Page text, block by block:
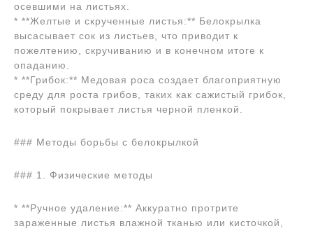
осевшими на листьях.
* **Желтые и скрученные листья:** Белокрылка
высасывает сок из листьев, что приводит к
пожелтению, скручиванию и в конечном итоге к
опаданию.
* **Грибок:** Медовая роса создает благоприятную
среду для роста грибов, таких как сажистый грибок,
который покрывает листья черной пленкой.
### Методы борьбы с белокрылкой
### 1. Физические методы
* **Ручное удаление:** Аккуратно протрите
зараженные листья влажной тканью или кисточкой,